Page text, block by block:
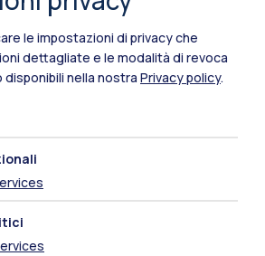
le impostazioni di privacy che
dettagliate e le modalità di revoca
nella nostra Privacy policy.